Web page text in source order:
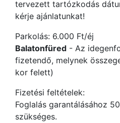
tervezett tartózkodás
kérje ajánlatunkat!
Parkolás: 6.000 Ft/éj
Balatonfüred - Az
fizetendő, melynek
kor felett)
Fizetési feltételek:
Foglalás garantálásához
szükséges.